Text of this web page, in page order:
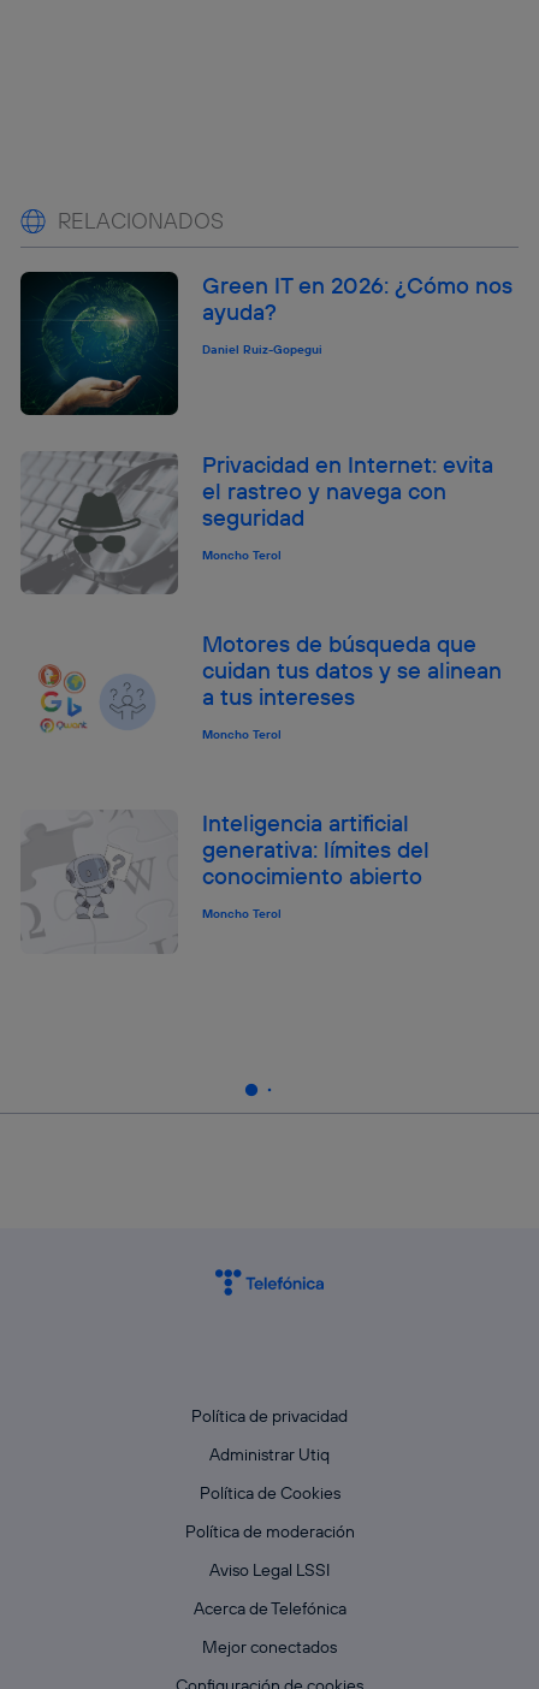
RELACIONADOS
Green IT en 2026: ¿Cómo nos
ayuda?
Daniel Ruiz-Gopegui
Privacidad en Internet: evita
el rastreo y navega con
seguridad
Moncho Terol
Motores de búsqueda que
cuidan tus datos y se alinean
a tus intereses
Moncho Terol
Inteligencia artificial
generativa: límites del
conocimiento abierto
Moncho Terol
Política de privacidad
Administrar Utiq
Política de Cookies
Política de moderación
Aviso Legal LSSI
Acerca de Telefónica
Mejor conectados